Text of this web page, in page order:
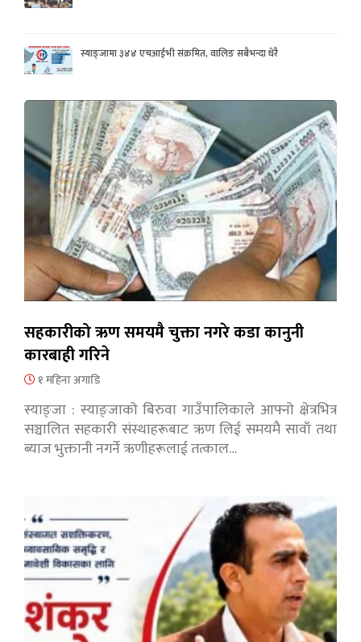
स्याङ्जामा ३४४ एचआईभी संक्रमित, वालिङ सबैभन्दा धेरै
सहकारीको ऋण समयमै चुक्ता नगरे कडा कानुनी
कारबाही गरिने
१ महिना अगाडि
स्याङ्जा : स्याङ्जाको बिरुवा गाउँपालिकाले आफ्नो क्षेत्रभित्र
सञ्चालित सहकारी संस्थाहरूबाट ऋण लिई समयमै सावाँ तथा
ब्याज भुक्तानी नगर्ने ऋणीहरूलाई तत्काल…